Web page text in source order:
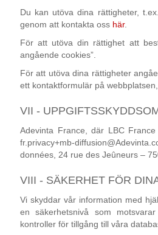
Du kan utöva dina rättigheter,
genom att kontakta oss här.
För att utöva din rättighet att
angående cookies”.
För att utöva dina rättigheter
ett kontaktformulär på
VII -
Adevinta France, där LBC
fr.privacy+mb-
données, 24 rue des Jeûneurs –
VIII - SÄKERHET FÖR
Vi skyddar vår information med
en säkerhetsnivå som
kontroller för tillgång till våra